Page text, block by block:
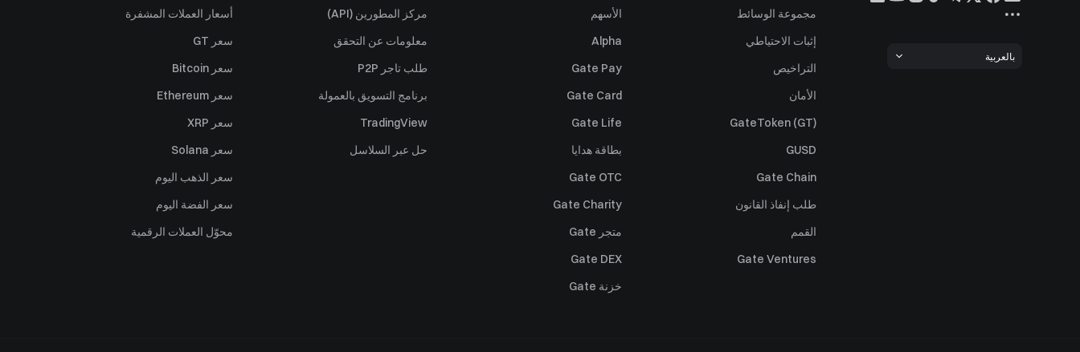
بالعربية
مجموعة الوسائط
إثبات الاحتياطي
التراخيص
الأمان
GateToken (GT)
GUSD
Gate Chain
طلب إنفاذ القانون
القمم
Gate Ventures
الأسهم
Alpha
Gate Pay
Gate Card
Gate Life
بطاقة هدايا
Gate OTC
Gate Charity
متجر Gate
Gate DEX
خزنة Gate
مركز المطورين (API)
معلومات عن التحقق
طلب تاجر P2P
برنامج التسويق بالعمولة
TradingView
حل عبر السلاسل
أسعار العملات المشفرة
سعر GT
سعر Bitcoin
سعر Ethereum
سعر XRP
سعر Solana
سعر الذهب اليوم
سعر الفضة اليوم
محوّل العملات الرقمية